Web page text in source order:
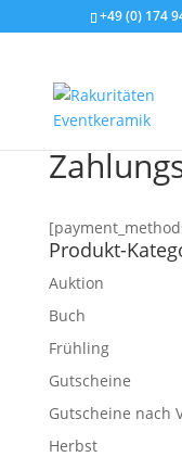
+49 (0) 174
Produkt-
Auktion
Buch
Frühling
Gutscheine
Gutscheine nach
Herbst